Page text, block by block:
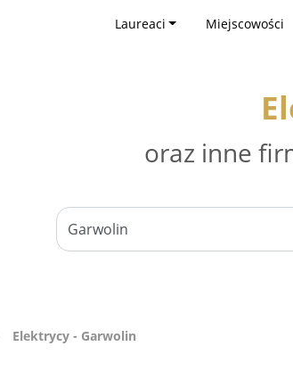
Laureaci Miejscowości
oraz inne
Elektrycy - Garwolin